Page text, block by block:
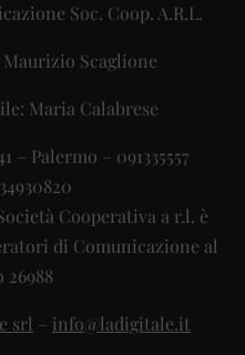
Soc. Coop. A.R.L.
Scaglione
Maria Calabrese
– Palermo – 091335557
Cooperativa a r.l. è
di Comunicazione al
26988
srl – info@ladigitale.it